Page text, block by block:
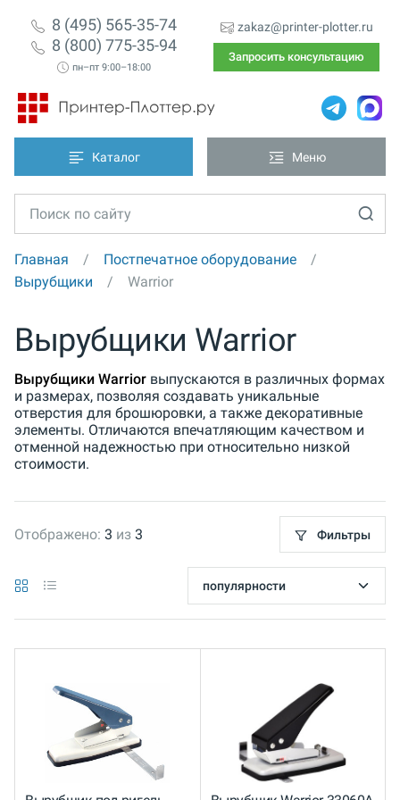
8 (495) 565-35-74
8 (800) 775-35-94
пн–пт 9:00–18:00
zakaz@printer-plotter.ru
Запросить консультацию
Каталог Меню
Главная
Постпечатное оборудование
Вырубщики
Warrior
Вырубщики Warrior
Вырубщики Warrior выпускаются в различных формах
и размерах, позволяя создавать уникальные
отверстия для брошюровки, а также декоративные
элементы. Отличаются впечатляющим качеством и
отменной надежностью при относительно низкой
стоимости.
Отображено: 3 из 3 Фильтры